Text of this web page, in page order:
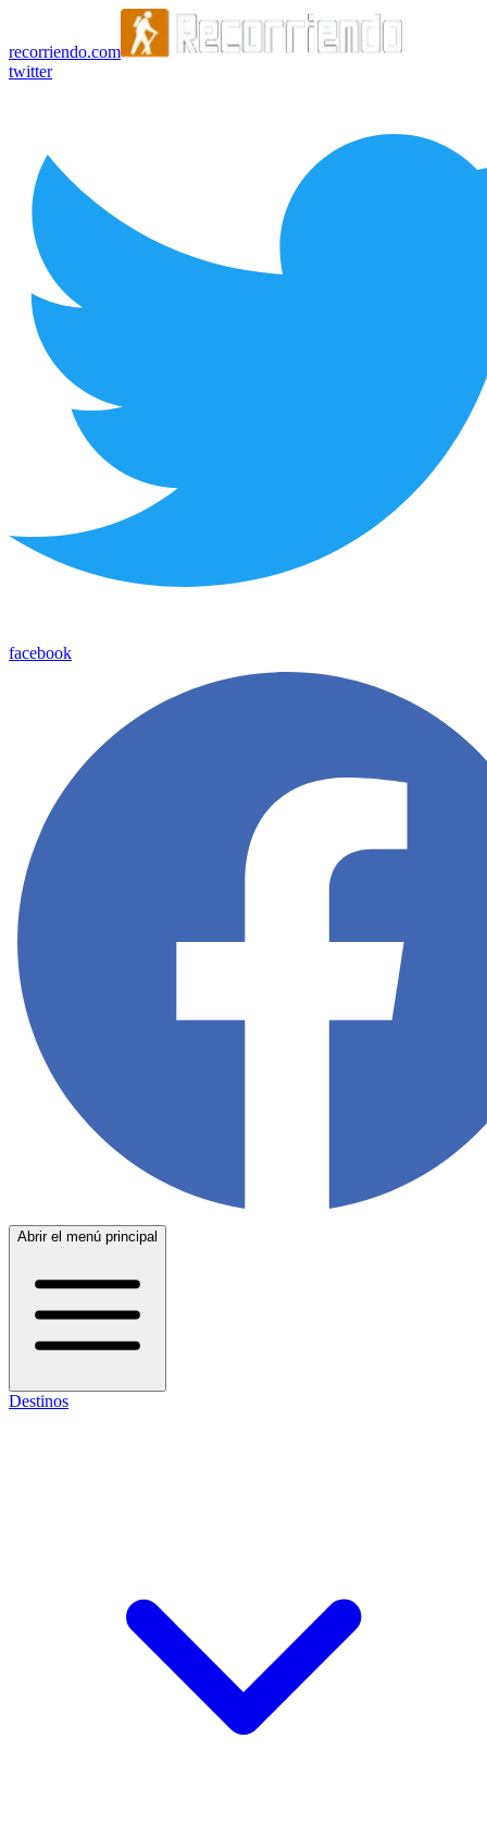
recorriendo.com
twitter
facebook
Abrir el menú principal
Destinos